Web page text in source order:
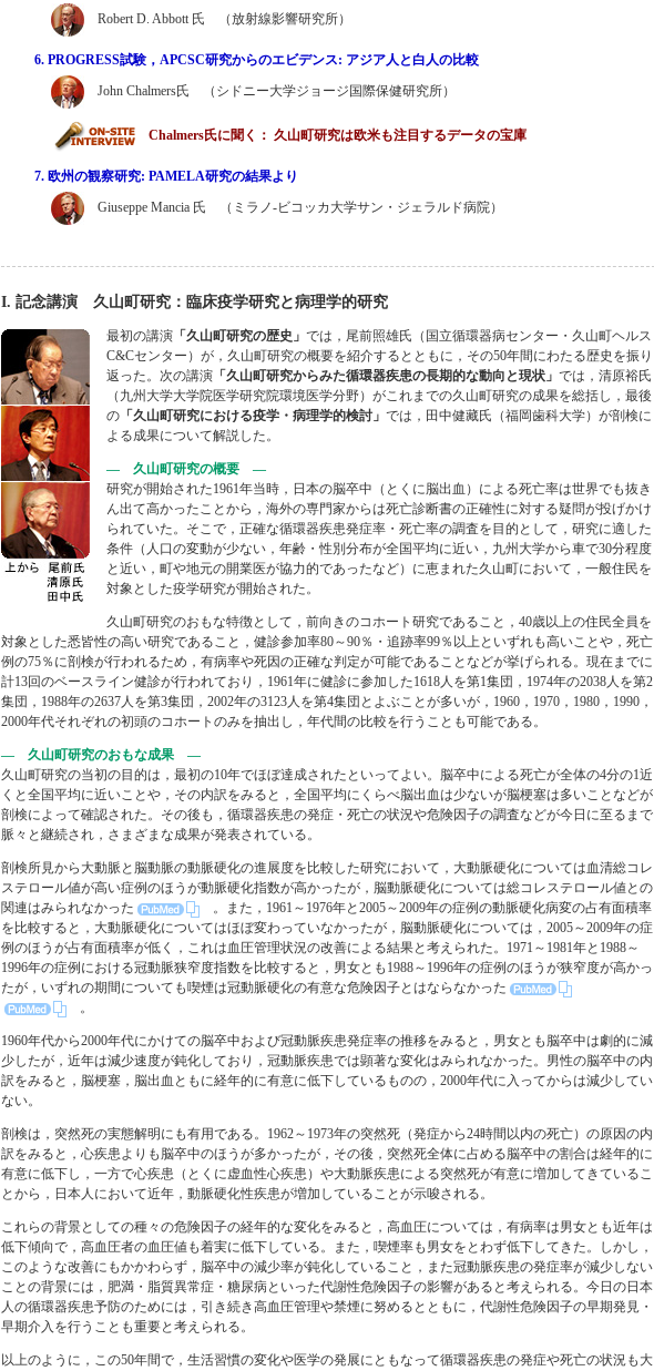
Robert D. Abbott 氏 （放射線影響研究所）
6. PROGRESS試験，APCSC研究からのエビデンス: アジア人と白人の比較
John Chalmers氏 （シドニー大学ジョージ国際保健研究所）
Chalmers氏に聞く： 久山町研究は欧米も注目するデータの宝庫
7. 欧州の観察研究: PAMELA研究の結果より
Giuseppe Mancia 氏 （ミラノ-ビコッカ大学サン・ジェラルド病院）
I. 記念講演 久山町研究：臨床疫学研究と病理学的研究
最初の講演 「久山町研究の歴史」 では，尾前照雄氏（国立循環器病センター・久山町ヘルス
C&Cセンター）が，久山町研究の概要を紹介するとともに，その50年間にわたる歴史を振り
返った。次の講演 「久山町研究からみた循環器疾患の長期的な動向と現状」 では，清原裕氏
（九州大学大学院医学研究院環境医学分野）がこれまでの久山町研究の成果を総括し，最後
の 「久山町研究における疫学・病理学的検討」 では，田中健藏氏（福岡歯科大学）が剖検に
よる成果について解説した。
— 久山町研究の概要 —
研究が開始された1961年当時，日本の脳卒中（とくに脳出血）による死亡率は世界でも抜き
ん出て高かったことから，海外の専門家からは死亡診断書の正確性に対する疑問が投げかけ
られていた。そこで，正確な循環器疾患発症率・死亡率の調査を目的として，研究に適した
条件（人口の変動が少ない，年齢・性別分布が全国平均に近い，九州大学から車で30分程度
と近い，町や地元の開業医が協力的であったなど）に恵まれた久山町において，一般住民を
対象とした疫学研究が開始された。
久山町研究のおもな特徴として，前向きのコホート研究であること，40歳以上の住民全員を
対象とした悉皆性の高い研究であること，健診参加率80～90％・追跡率99％以上といずれも高いことや，死亡
例の75％に剖検が行われるため，有病率や死因の正確な判定が可能であることなどが挙げられる。現在までに
計13回のベースライン健診が行われており，1961年に健診に参加した1618人を第1集団，1974年の2038人を第2
集団，1988年の2637人を第3集団，2002年の3123人を第4集団とよぶことが多いが，1960，1970，1980，1990，
2000年代それぞれの初頭のコホートのみを抽出し，年代間の比較を行うことも可能である。
— 久山町研究のおもな成果 —
久山町研究の当初の目的は，最初の10年でほぼ達成されたといってよい。脳卒中による死亡が全体の4分の1近
くと全国平均に近いことや，その内訳をみると，全国平均にくらべ脳出血は少ないが脳梗塞は多いことなどが
剖検によって確認された。その後も，循環器疾患の発症・死亡の状況や危険因子の調査などが今日に至るまで
脈々と継続され，さまざまな成果が発表されている。
剖検所見から大動脈と脳動脈の動脈硬化の進展度を比較した研究において，大動脈硬化については血清総コレ
ステロール値が高い症例のほうが動脈硬化指数が高かったが，脳動脈硬化については総コレステロール値との
関連はみられなかった
。また，1961～1976年と2005～2009年の症例の動脈硬化病変の占有面積率
を比較すると，大動脈硬化についてはほぼ変わっていなかったが，脳動脈硬化については，2005～2009年の症
例のほうが占有面積率が低く，これは血圧管理状況の改善による結果と考えられた。1971～1981年と1988～
1996年の症例における冠動脈狭窄度指数を比較すると，男女とも1988～1996年の症例のほうが狭窄度が高かっ
たが，いずれの期間についても喫煙は冠動脈硬化の有意な危険因子とはならなかった
。
1960年代から2000年代にかけての脳卒中および冠動脈疾患発症率の推移をみると，男女とも脳卒中は劇的に減
少したが，近年は減少速度が鈍化しており，冠動脈疾患では顕著な変化はみられなかった。男性の脳卒中の内
訳をみると，脳梗塞，脳出血ともに経年的に有意に低下しているものの，2000年代に入ってからは減少してい
ない。
剖検は，突然死の実態解明にも有用である。1962～1973年の突然死（発症から24時間以内の死亡）の原因の内
訳をみると，心疾患よりも脳卒中のほうが多かったが，その後，突然死全体に占める脳卒中の割合は経年的に
有意に低下し，一方で心疾患（とくに虚血性心疾患）や大動脈疾患による突然死が有意に増加してきているこ
とから，日本人において近年，動脈硬化性疾患が増加していることが示唆される。
これらの背景としての種々の危険因子の経年的な変化をみると，高血圧については，有病率は男女とも近年は
低下傾向で，高血圧者の血圧値も着実に低下している。また，喫煙率も男女をとわず低下してきた。しかし，
このような改善にもかかわらず，脳卒中の減少率が鈍化していること，また冠動脈疾患の発症率が減少しない
ことの背景には，肥満・脂質異常症・糖尿病といった代謝性危険因子の影響があると考えられる。今日の日本
人の循環器疾患予防のためには，引き続き高血圧管理や禁煙に努めるとともに，代謝性危険因子の早期発見・
早期介入を行うことも重要と考えられる。
以上のように，この50年間で，生活習慣の変化や医学の発展にともなって循環器疾患の発症や死亡の状況も大